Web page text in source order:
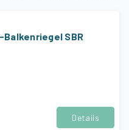
SBR
Details